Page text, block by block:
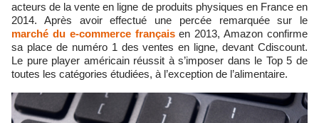
acteurs de la vente en ligne de produits physiques en France en
2014. Après avoir effectué une percée remarquée sur le
marché du e-commerce françaisen 2013, Amazon confirme
sa place de numéro 1 des ventes en ligne, devant Cdiscount.
Le pure player américain réussit à s’imposer dans le Top 5 de
toutes les catégories étudiées, à l’exception de l’alimentaire.